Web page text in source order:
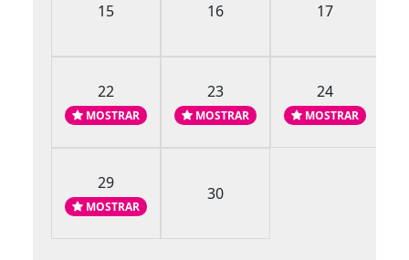
15 16 17
22
MOSTRAR
23
MOSTRAR
24
MOSTRAR
29
MOSTRAR
30